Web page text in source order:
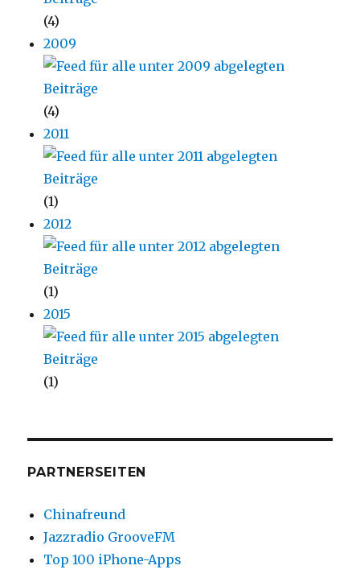
(4)
2009
(4)
2011
(1)
2012
(1)
2015
(1)
PARTNERSEITEN
Chinafreund
Jazzradio GrooveFM
Top 100 iPhone-Apps